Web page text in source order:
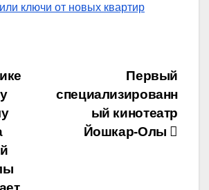
ключи от новых квартир
Первый
специализированн
ый кинотеатр
Йошкар-Олы